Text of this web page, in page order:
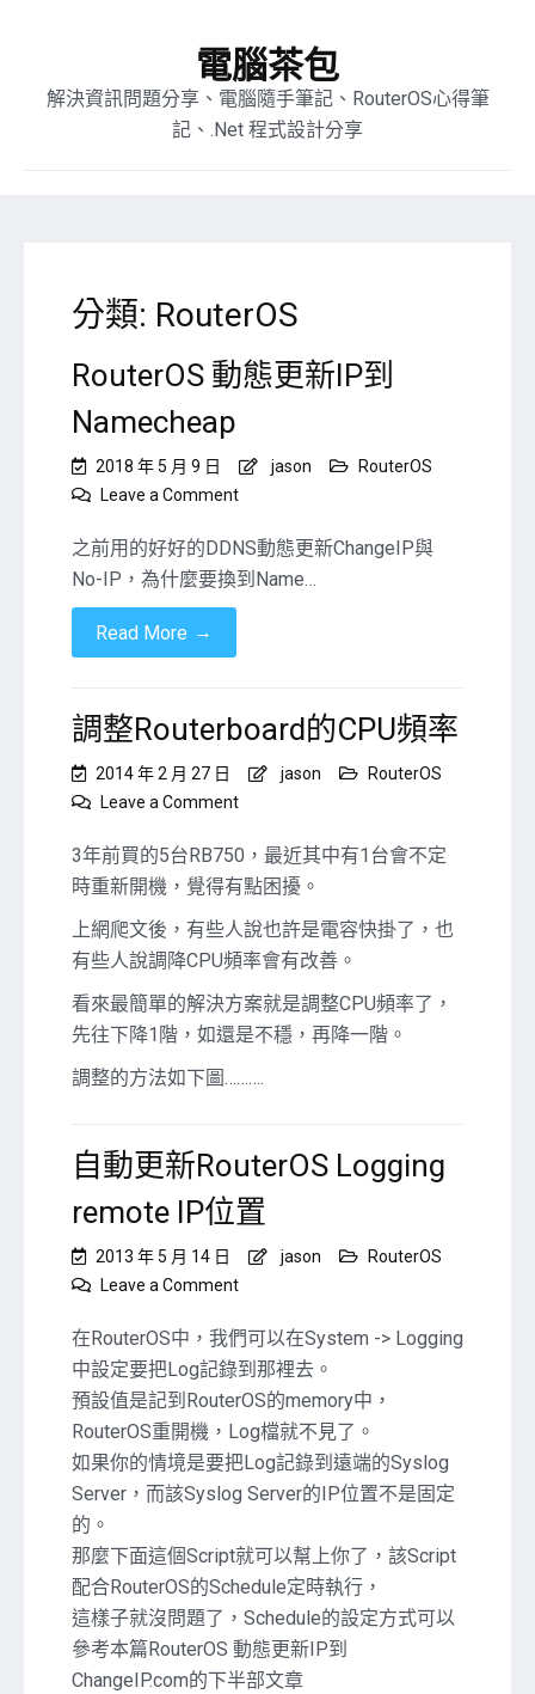
電腦茶包
解決資訊問題分享、電腦隨手筆記、RouterOS心得筆
記、.Net 程式設計分享
分類: RouterOS
RouterOS 動態更新IP到
Namecheap
2018 年 5 月 9 日 jason
RouterOS
Leave a Commenton
動
態
更
Namecheap
之前用的好好的DDNS動態更新ChangeIP與
No-IP，為什麼要換到Name…
Read More →
調整Routerboard的CPU頻率
2014 年 2 月 27 日 jason
RouterOS
Leave a Commenton
整
Routerboard
的
CPU
頻
率
3年前買的5台RB750，最近其中有1台會不定
時重新開機，覺得有點困擾。
上網爬文後，有些人說也許是電容快掛了，也
有些人說調降CPU頻率會有改善。
看來最簡單的解決方案就是調整CPU頻率了，
先往下降1階，如還是不穩，再降一階。
調整的方法如下圖……….
自動更新RouterOS Logging
remote IP位置
2013 年 5 月 14 日 jason
RouterOS
Leave a Commenton
動
更
新
RouterOS
Logging
remote
IP
位
在RouterOS中，我們可以在System -> Logging
中設定要把Log記錄到那裡去。
預設值是記到RouterOS的memory中，
RouterOS重開機，Log檔就不見了。
如果你的情境是要把Log記錄到遠端的Syslog
Server，而該Syslog Server的IP位置不是固定
的。
那麼下面這個Script就可以幫上你了，該Script
配合RouterOS的Schedule定時執行，
這樣子就沒問題了，Schedule的設定方式可以
參考本篇RouterOS 動態更新IP到
ChangeIP.com的下半部文章